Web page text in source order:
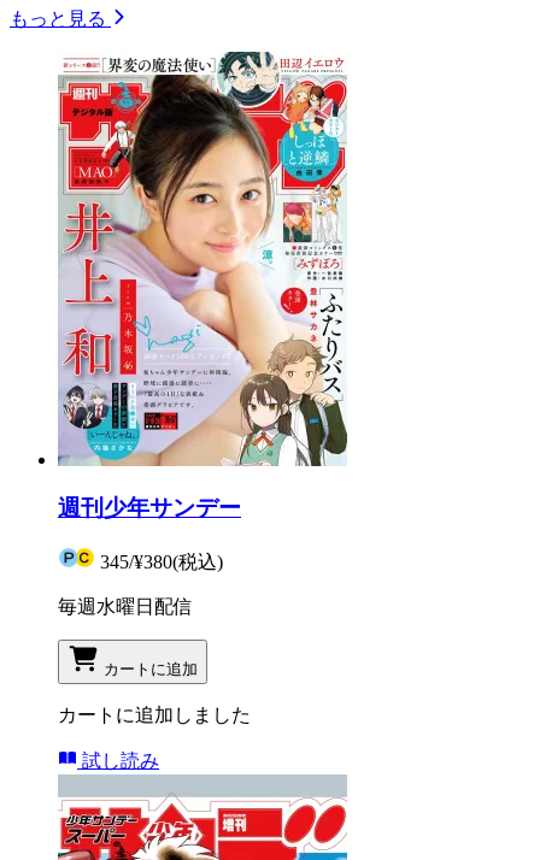
もっと見る
週刊少年サンデー
345/¥380(税込)
毎週水曜日配信
カートに追加
カートに追加しました
試し読み